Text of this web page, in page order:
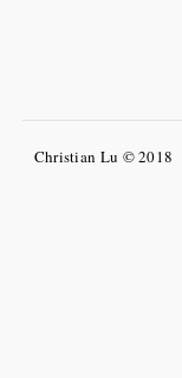
Christian Lu © 2018